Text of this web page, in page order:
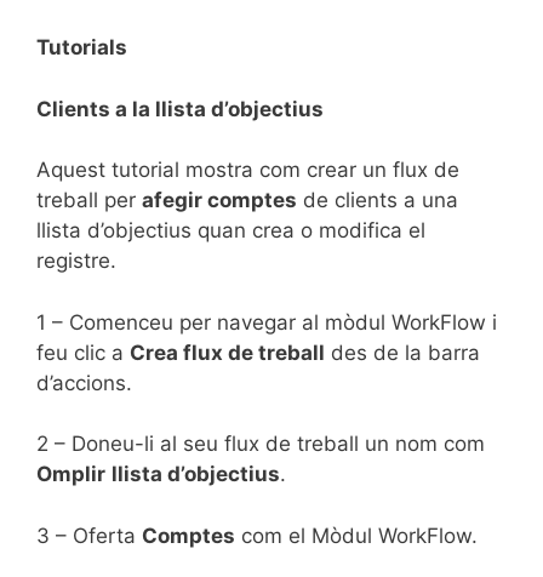
Tutorials
Clients a la llista d’objectius
Aquest tutorial mostra com crear un flux de
treball per afegir comptes de clients a una
llista d’objectius quan crea o modifica el
registre.
1 – Comenceu per navegar al mòdul WorkFlow i
feu clic a Crea flux de treball des de la barra
d’accions.
2 – Doneu-li al seu flux de treball un nom com
Omplir llista d’objectius.
3 – Oferta Comptes com el Mòdul WorkFlow.